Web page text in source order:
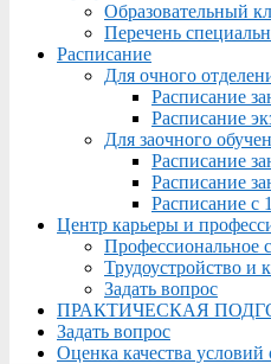
Образовательный
Перечень
Расписание
Для очного
Расписание
Расписание
Для заочного
Расписание
Расписание
Расписание с
Центр карьеры и
Профессиональное
Трудоустройство и
Задать вопрос
ПРАКТИЧЕСКАЯ
Задать вопрос
Оценка качества условий